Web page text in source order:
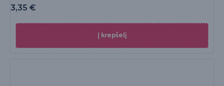
3,35 €
Į krepšelį